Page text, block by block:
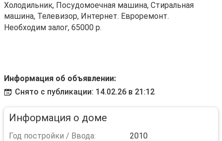
Холодильник, Посудомоечная машина, Стиральная
машина, Телевизор, Интернет. Евроремонт.
Необходим залог, 65000 р.
Информация об объявлении:
Снято с публикации: 14.02.26 в 21:12
Информация о доме
Год постройки / Ввода:
2010